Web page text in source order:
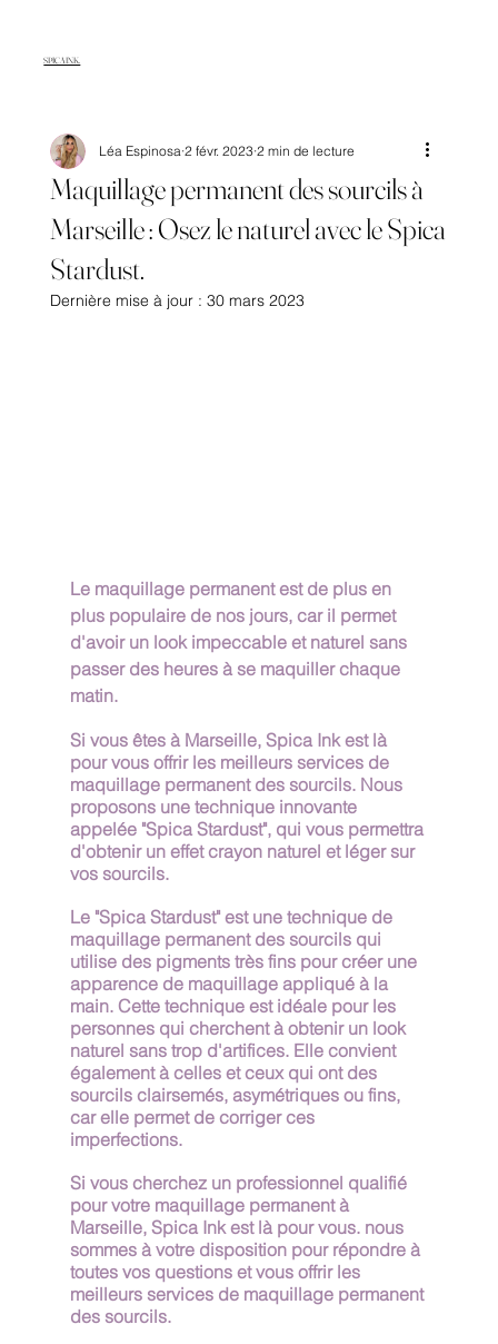
SPICA INK.
Maquillage permanent des sourcils à
Marseille : Osez le naturel avec le Spica
Stardust.
Léa Espinosa 2 févr. 2023 2 min de lecture
Dernière mise à jour : 30 mars 2023
Le maquillage permanent est de plus en
plus populaire de nos jours, car il permet
d'avoir un look impeccable et naturel sans
passer des heures à se maquiller chaque
matin.
Si vous êtes à Marseille, Spica Ink est là
pour vous offrir les meilleurs services de
maquillage permanent des sourcils. Nous
proposons une technique innovante
appelée "Spica Stardust", qui vous permettra
d'obtenir un effet crayon naturel et léger sur
vos sourcils.
Le "Spica Stardust" est une technique de
maquillage permanent des sourcils qui
utilise des pigments très fins pour créer une
apparence de maquillage appliqué à la
main. Cette technique est idéale pour les
personnes qui cherchent à obtenir un look
naturel sans trop d'artifices. Elle convient
également à celles et ceux qui ont des
sourcils clairsemés, asymétriques ou fins,
car elle permet de corriger ces
imperfections.
Si vous cherchez un professionnel qualifié
pour votre maquillage permanent à
Marseille, Spica Ink est là pour vous. nous
sommes à votre disposition pour répondre à
toutes vos questions et vous offrir les
meilleurs services de maquillage permanent
des sourcils.